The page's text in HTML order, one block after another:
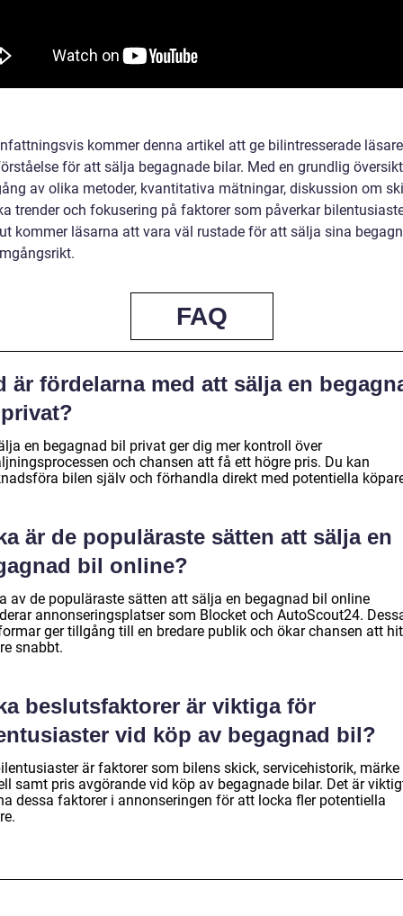
kommer denna artikel att ge bilintresserade
för att sälja begagnade bilar. Med en grundlig
av olika metoder, kvantitativa mätningar, diskussion om
trender och fokusering på faktorer som påverkar
kommer läsarna att vara väl rustade för att sälja sina
FAQ
är fördelarna med att sälja en
en begagnad bil privat ger dig mer kontroll över
och chansen att få ett högre pris. Du kan
bilen själv och förhandla direkt med potentiella
är de populäraste sätten att sälja en
bil online?
av de populäraste sätten att sälja en begagnad bil online
annonseringsplatser som Blocket och AutoScout24.
ger tillgång till en bredare publik och ökar chansen att
snabbt.
beslutsfaktorer är viktiga för
vid köp av begagnad bil?
är faktorer som bilens skick, servicehistorik, märke
samt pris avgörande vid köp av begagnade bilar. Det är
dessa faktorer i annonseringen för att locka fler potentiella